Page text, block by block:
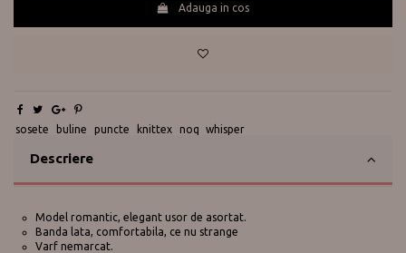
Adauga in cos
sosete buline puncte knittex noq whisper
Descriere
Model romantic, elegant usor de asortat.
Banda lata, comfortabila, ce nu strange
Varf nemarcat.